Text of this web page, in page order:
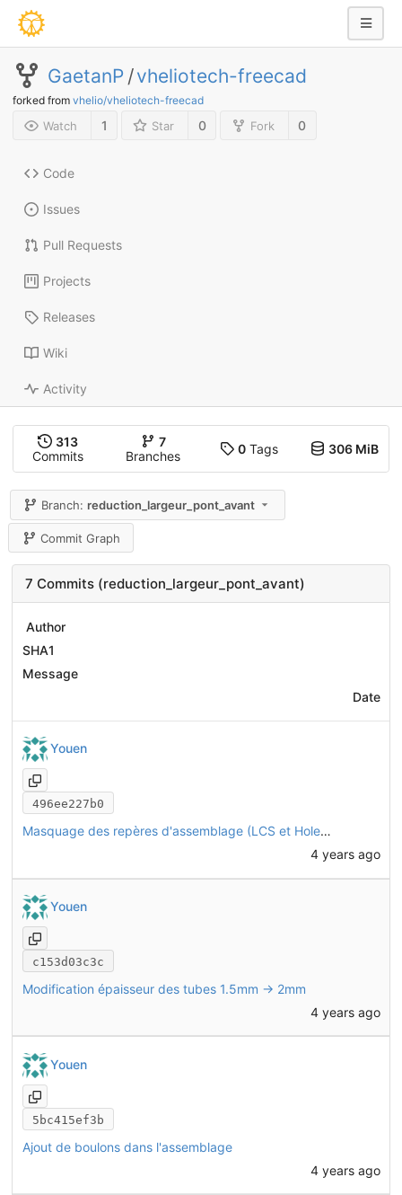
GaetanP /vheliotech-freecad
forked from vhelio/vheliotech-freecad
Watch 1 Star 0 Fork 0
Code
Issues
Pull Requests
Projects
Releases
Wiki
Activity
313
Commits
7
Branches
0Tags 306 MiB
Branch:reduction_largeur_pont_avant
Commit Graph
7 Commits (reduction_largeur_pont_avant)
Author
SHA1
Message
Date
Youen
496ee227b0
Masquage des repères d'assemblage (LCS et HoleAxis) sur toutes les pièces
4 years ago
Youen
c153d03c3c
Modification épaisseur des tubes 1.5mm -> 2mm
4 years ago
Youen
5bc415ef3b
Ajout de boulons dans l'assemblage
4 years ago